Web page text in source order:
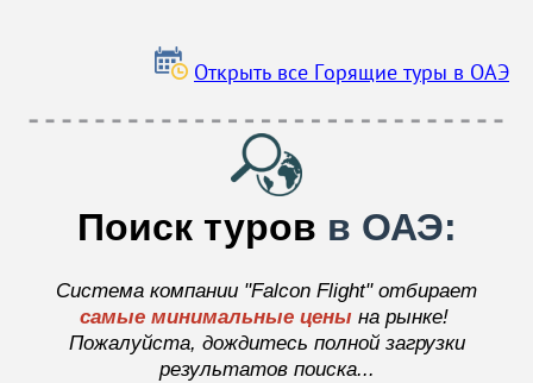
Открыть все Горящие туры в ОАЭ
Поиск туров в ОАЭ:
Система компании "Falcon Flight" отбирает
самые минимальные цены на рынке!
Пожалуйста, дождитесь полной загрузки
результатов поиска...